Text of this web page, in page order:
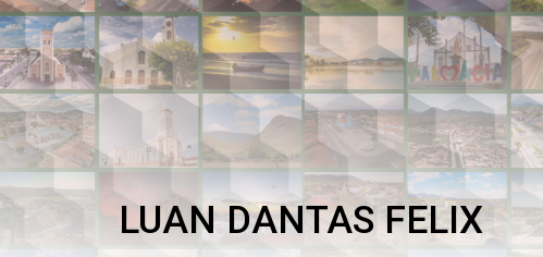
LUAN DANTAS FELIX